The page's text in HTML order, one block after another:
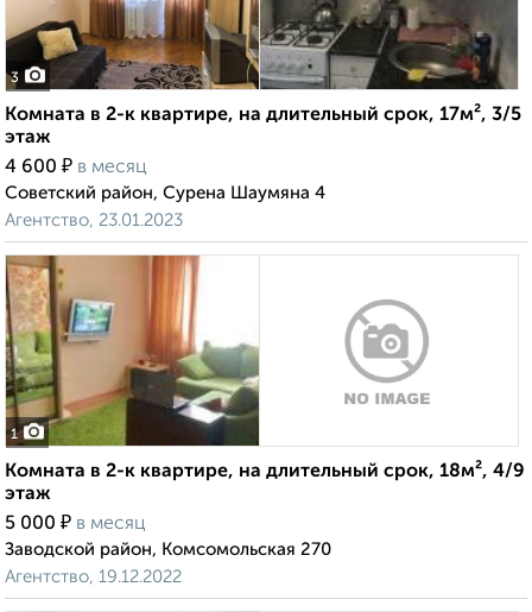
3
Комната в 2-к квартире, на длительный срок, 17м², 3/5
этаж
4 600 ₽ в месяц
Советский район, Сурена Шаумяна 4
Агентство, 23.01.2023
1
Комната в 2-к квартире, на длительный срок, 18м², 4/9
этаж
5 000 ₽ в месяц
Заводской район, Комсомольская 270
Агентство, 19.12.2022